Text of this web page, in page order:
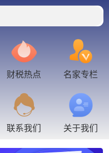
财税热点 名家专栏
联系我们 关于我们